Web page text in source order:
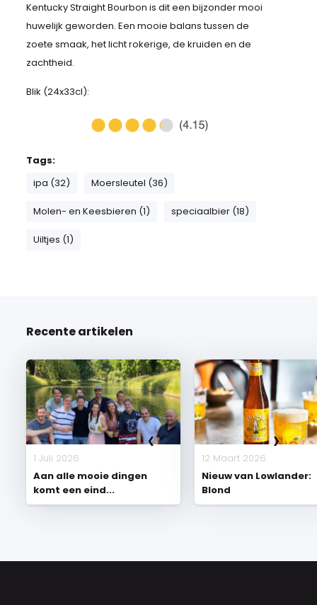
Kentucky Straight Bourbon is dit een bijzonder mooi
huwelijk geworden. Een mooie balans tussen de
zoete smaak, het licht rokerige, de kruiden en de
zachtheid.
Blik (24x33cl):
Tags:
ipa (32)
Moersleutel (36)
Molen- en Keesbieren (1) speciaalbier (18)
Uiltjes (1)
Recente artikelen
1 Juli 2026
Aan alle mooie dingen
komt een eind...
12 Maart 2026
Nieuw van Lowlander:
Blond